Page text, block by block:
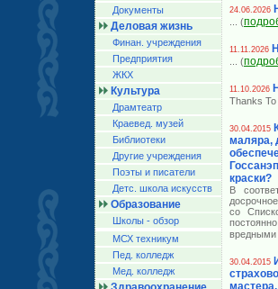
Документы
Деловая жизнь
Финан. учреждения
Предприятия
ЖКХ
Культура
Драмтеатр
Краевед. музей
Библиотеки
Другие учреждения
Поэты и писатели
Детс. школа искусств
Образование
Школы - обзор
МСХ техникум
Пед. колледж
Мед. колледж
24.06.2026
... (
11.11.2026
... (
11.10.2026
Thanks To
30.04.2015
маляра,
краски?
В
со
вредными
30.04.2015